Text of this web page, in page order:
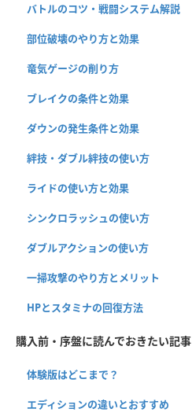
バトルのコツ・戦闘システム解説
部位破壊のやり方と効果
竜気ゲージの削り方
ブレイクの条件と効果
ダウンの発生条件と効果
絆技・ダブル絆技の使い方
ライドの使い方と効果
シンクロラッシュの使い方
ダブルアクションの使い方
一掃攻撃のやり方とメリット
HPとスタミナの回復方法
購入前・序盤に読んでおきたい記事
体験版はどこまで？
エディションの違いとおすすめ